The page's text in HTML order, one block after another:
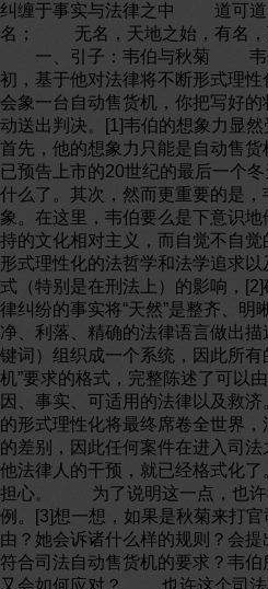
纠缠于事实与法律之中 道可道，非常道，名可名，非常名； 无名，天地之始，有名，万物之母。 -老子.章一 一、引子：韦伯与秋菊 韦伯在上个世纪末或本世纪初，基于他对法律将不断形式理性化的推论，曾担心未来的司法会象一台自动售货机，你把写好的状子和诉讼费放进去，就会自动送出判决。[1]韦伯的想象力显然受到了他那个时代的限制。首先，他的想象力只能是自动售货机，而如今在windows2000已预告上市的20世纪的最后一个冬天，自动售货机已经算不上什么了。其次，然而更重要的是，韦伯的自动售货式司法的想象。在这里，韦伯要么是下意识地他放弃了他在其他时候一直坚持的文化相对主义，而自觉不自觉的受到当时德国高度概念化、形式理性化的法哲学和法学追求以及德国的国家职权主义司法模式（特别是在刑法上）的影响，[2]确信进入司法机器的所有法律纠纷的事实将“天然”是整齐、明晰、完整的，可以用一套干净、利落、精确的法律语言做出描述，用一套法律核心概念（关键词）组织成一个系统，因此所有的诉状都会符合“自动售货机”要求的格式，完整陈述了可以由该机器识别处理的案由和诉因、事实、可适用的法律以及救济。要么就是，韦伯认为，社会的形式理性化将最终席卷全世界，湮灭任何个人感受和社会文化的差别，因此任何案件在进入司法之前，无需律师或检察官或其他法律人的干预，就已经格式化了。否则，韦伯就不可能有这种担心。 为了说明这一点，也许我们可以再一次以秋菊为例。[3]想一想，如果是秋菊来打官司，秋菊会提出什么样的案由？她会诉诸什么样的规则？会提出什么样的救济？这一切是否符合司法自动售货机的要求？韦伯所设想的自动售货机式的司法又会如何应对？ 也许这个司法机器可以理解秋菊的案由-村长打了秋菊的丈夫，要求给予法律的救济；但是它肯定无法辨识秋菊所诉诸的明显具有地方性的规则-“不能往那个地方踢”，也不能理解秋菊所要求的那种救济-“给个说法”。在秋菊打官司的问题上，现代司法运作的规则是，打人侵犯了公民人身权利，但是只有当行为有比较严重后果的法律才会对之采取行动；因此，司法不会接受的秋菊对人体各部位重要性的判断和区分，不会接受秋菊或她所在社区赋予“那个地方”的特定的文化含义。因此，对于村长打人，司法也不可能给秋菊所要的说法，而只能给她以困惑：要么是法律不管；要么是把村长给抓了。因此，只要还有秋菊这样的要讨“说法”的“法盲”存在，韦伯关于司法理性化之结果的预言就无法实现。 但是，秋菊的存在并没有证明韦伯错了。事实上，秋菊的存在，从另一个方面，恰恰证明了韦伯并不是忧天的杞人。越来越多的研究确实表明：现代的司法（即使是中国的目前的也许还不那么现代化的司法）确实已经如同一台预先设定了程序的机器。它就像是一台奔腾III型计算机，尽管其运算速度很快，应用领域很广，但它还是只能处理那些符合其预定程序、满足其要求的文件，用如今人们熟悉的话来说，必须是一种格式化了的文件。司法的程序化运作必须要有一个相应的格式化了的世界。或如冯象君指出的，现代法治通过自身的叙事不断创造像秋菊这样的“反叙事”来确认自己的合法性。[4] 确实，秋菊只是一个虚构的人物，但这并不意味着秋菊的经验就一定是虚构的。其实有类似经历者大有人在。我在上一章就曾提到一位农村妇女，儿子要钱多次打她，她向当地人民法庭提出“断绝母子关系”的诉讼请求。[5]但是法律上没有这样的诉因，同时这位妇女又不希望控诉其儿子虐待罪-把儿子送进监狱，因此，遵纪守法的法官只能一方面在法律上拒绝她的诉讼请求，另一方面“超越法律”，扮演起社会中律师的角色，建议她同已离家出走不知去向20多年的丈夫离婚，另找一个老伴，防止其儿子的骚扰。这种法律机器对这种诉讼请求的“不能识别”和拒绝，不正反映了司法机器的运作要求案件有一种可以识别处理的特定格式吗？ 也许，这两个例子多少都有点悲剧的色彩，似乎都要有意出“法律”的洋相，因此很容易被人扣以“反法治”的倾向。面对这样的质疑，不能不令人想起霍姆斯概括的中世纪浪漫骑士：你仅仅承认他的情人很棒还远远不够，你还必须承认她是最棒的，否则，你就得接受决斗。[6]这种态度，如果不是为了推进法律人的集团利益，那么至少也是盲目接受了主流意识形态的法治乐观主义话语，不太情愿正视社会生活包括法律本身必然会存在某种局限性，以及由此而必然会有的法治的难堪。事实上，任何事物都是有利有弊，如果真正意识到法律的局限，完全可能有助于我们理解和完善中国当代的法治事业，而未必一定要在人治或法治的乌托邦极端之间做出选择。 本文将基于这种心态来分析一个不那么刺激人的司法案件处理。我力求在全文中展示中国基层法官如何纠缠于格式化的司法与非格式化的现实之间。以个案分析为基础，我将集中讨论两个有联系但关系并不紧密的司法中的“事实争议”问题。在微观层面，我将在第三和第四节分析中国基层法院中的“定性”问题，试图展示，中国基层法院法官如何依据司法的格式来处理非格式化的社会现实，处理那些无法用现代法律概念涵盖的“事实”。在宏观方面，我将从经济生产方式入手分析这种社会生活的非格式化问题为什么会存在，令格式化的司法难以回答。 二、耕牛的纠纷与法律的纠纷 首先，还是让我们看一个纠纷的始末；但是，请记住，由于历史是永远不可能再现的，任何描述因此都只能提供一个大致情况。 1984年，村民甲因资金不足，向自家亲戚、本村另一组[7]村民乙借了300元人民币，加上自己的资金300元（但没有证据）购买了一头耕牛。1987年，村民乙因同他人伙养的耕牛死亡，没有耕牛使用，向原告提出要求共用耕牛。村民甲称当时双方口头协商：村民甲无需偿还借款，所借的300元作为村民乙的“搭伙”费，村民甲将保证村民乙每年都有牛使用；耕牛所有权则归村民甲（没有充分的证据；但村民乙在法庭上承认自己“养不活牛，养一条，死一条，所以让村民甲养”）。村民乙则称，双方合伙时，曾将耕牛折价为600元（有证人，但是证人是村民乙的亲戚，并与村民甲曾有过经济上的纠纷；证人也仅仅证明双方谈到过耕牛折价，至于其他细节则表示不了解）。据村民甲又称，次年倒卖这条耕牛时，其售价为1100元人民币。 此后的近9年里，双方均承认，村民甲一直保证了村民乙有牛使用，村民乙没有在耕牛身上有任何形式的新投入；但两人在耕牛使用的时间安排上也曾多次发生过一些小的磨擦。此外村民乙称，自己有两年因土地已承包他人而未使用耕牛（村民甲对此没有否认，也没有承认）。在此9年间，村民甲曾先后独自三次倒换耕牛（据村民甲称，倒卖的主要目的是为了保证耕牛“好使”，否则10多年下来，原先的牛会老得没法使了）。对这些倒卖，被告均事后知情，从未提出任何异议。1995年6月，村民甲购买的母水牛生了一小牛，喂养了近一年之后，卖给他人，获人民币1000元；同样，村民甲事先没有告诉被告，事后也未分钱给被告（这是一个事实描述，并不隐含村民甲有义务告知或分钱给村民乙）。一个月后，村民乙到村民甲家中称要耕地，把牛牵走 数日后，村民甲得知村民乙已经把耕牛卖给他人，获款1400元。 村民甲因此到驻该乡的人民法庭提起诉讼，称自己对耕牛享有所有权，村民乙只有耕牛使用权，这个案件是一个耕牛“搭伙”，要求返还耕牛并赔偿经济损失。村民乙则称自己1987年的口头协议是一种“合伙”，要求分割财产。 经法官调查取证，初审法官认定，此案“实属耕牛合伙喂养关系”。原议定出资应均等分割。合伙期间所产生的孳息应予共同享有，但村民乙未尽耕牛喂养职责，应适当少分。据此判决。村民乙除获原出资额300元外，另获人民币360元。（在审结报告中，初审法官提出了这种分割的具体理由，其中最主要的是，收益1800元中，首先支付村民甲9年饲养耕牛的劳务报酬（1080元=年120元X9年），剩余720元两人平均分配，每人360元）。 村民乙对这种分配感到不满，提出上诉。中级法院裁定认为此案的“事实不清，证据不足”，依法撤销初审判决，发回重审。中级法院致函初审法院提出两点有关事实的意见：1，“村民乙出资获得的是耕牛使用权还是共同共有关系”？2，出资时，是否对该耕牛做了价格评估，当时的市场价格应为多少？ 初审法院重新组成合议庭开庭审理了这一案件。在双方均没有提出新的证据的情况下，重审法官认定，耕牛为“共同共有”财产。原议定出资平均分割，共有期间所产生的孳息应合理享有，但村民乙在财产共有期间未尽耕牛喂养职责，应适当少分。据此，村民乙除获出资额300元外，分得650元。（重审法官未在审结报告中陈述这种分割的具体理由）。村民甲对此判决表示不服，但是可能是出于收益成本的原因（值当吗？为最多再多分200-300块钱，花上100多元的上诉费以及相应的焦躁、不安甚至可能是愤怒？）没有上诉。 这个案件，其实并不复杂。尽管此案有众多的事实没有证据，并很难证明，但是这些事实实际上并不影响纠纷的解决（比方说，当初究竟是合伙还是搭伙，是共同共有关系还是获得使用权），尽管有可能但并不必定会影响利益分配的格局。在这个意义上，我认为，仅仅就解决纠纷而言，这个案件其实并没有什么“事实不清”的问题。对解决纠纷的最关键的两点事实是双方当事人都公认的，（1）在起始合作时，双方都对耕牛有重大的投入；2）村民甲9年来饲养了耕牛，而村民乙没有任何投入。因此，任何一个公道的普通人，而不是试图发现耕牛或原被告关系的法律“本质”的法学家，都会依据常识或直觉或“正义”或“情理”认为，双方的起始投人应予以尊重，然后财产的分割应当多分给村民甲；或者干脆就一条：村民甲应适当多分。事实上，无论是初审法官还是重审合议庭，在他们的判决书中都重复了这两点，并都把着重点放在第二点。因此，在我看来，无论是初审还是重审，这实际是指导法官做出判决的真正基础或始终不变的前提。在村民甲应当多分的前提下，至于财产具体如何分割，只是一个裁量性的实践理性判断（在重审中，这其中还包括了对村民乙之请求的某种妥协，给上级法院留个面子等）；因为，具体的分割既非法律的明文规定，也无法从法律中或法律概念的定义中推导出来。在这个意义上，对于这两个判决的财产分割，也许我会说我“觉得”前一个判决可能更公道一点，但是，我无法论证说重审判决的财产分割一定错了-除非我是德沃金的“正确答案”[8]的信徒。 如果这种分析是正确的，我们就可以看到，这个案件的判断其实根本不需要什么复杂的法律分析，甚至有没有与普通的实践理性不同的法律推理，也确实令人怀疑。[9]此案的判断与法学院教授的那种法律知识无关，而与常识有关。无论你把此案如何分析的天花乱坠，头头是道，无论你引证霍姆斯还是罗尔斯，丹宁还是耶宁（林），似乎结果都必须如此才公平；而司法（justice）不就是要公平地解决问题吗？！然而，此案的历史又确实展示了一场与事实争议-耕牛的财产性质或原被告双方的关系的本质-有关的战斗。为什么？ 三、中国司法中的事实争议 习惯了中国法学理论的人，一般都认为，这个案件涉及的是一个“事实争议”，即原被告双方的关系究竟是什么性质。而且，中级法院也是以“事实不清，证据不足”为由撤销了初审法官的判决。但是，此案的司法争议其实并不是通常所说的“事实争议”。传统的所谓司法上的事实争议，通常是如何通过各种最多也是第二手报道的事实来重构过去发生的案件始末或真相的问题。[10]而在此案中，案件始末并没有什么不清楚的，或者说有些不清楚的事实对于法官并不非常重要，因此是可以（并且事实上也被）省略了。对于法官来说，不清楚的是一个现代法律教科书或某些法律学者才关心的问题-原被告之间在耕牛上的关系究竟是什么关系，或者说这个耕牛的财产属性是什么？这个问题看起来好像是一个事实争议，似乎其答案在案件发生之前就已经在那里了，只等我们去发现；其实不然。这个争议其实是构建出来的，对这个争议的答案也是构建起来的。并且，更重要的是，如何构建这个争议及答案都与如何解决本案无关，与利益如何分配甚至分配结果是否公正都无关（见前一节的分析），而仅仅与司法要求的那种合法性有关，与司法概念术语的统一性有关。换言之，与司法的格式化有关。为了说明这一点，我们还是必须“凝视”初审和重审判决。 首先是“搭伙”的概念。这并非《民法通则》上认可的一个概念，但这并不是说审理本案的法官自己完全不了解这个民间概念的意思。在此案中，考虑到其语境，它大致是[11]指村民乙有使用权，而没有所有权，至少是不享有与村民甲同等的权利。如果仅仅从出资（推定双方出资相同）来看，似乎这对村民乙不很公平。但是，如果考虑到其他因素，我们就会感到，对原被告之间在耕牛上的关系作这一界定，并不一定是不合理的。理由首先是，耕牛本来已经为村民甲所有、村民乙后来加入这一事实，以及加入时双方对耕牛饲养的安排。即使村民乙当初期望的是合伙，我们也无法想象村民甲会接受这样一种对自己显然没有任何好处而只对村民乙有利的产权安排（放弃一半产权，并且无偿养牛）。其次，村民甲自己曾多次独自倒卖耕牛，村民乙对此知情而从未提出过异议；这表明双方都认为村民甲有权独自对耕牛做出处置。第三，根据我们对初审法官访谈得知，当地的习惯是：搭伙，如果牛死了，损失将由耕牛拥有者承担，搭伙者不承担风险，所有者还是要归还搭伙费用；而合伙，则双方都要承担耕牛意外死亡的风险。并且，被告在庭审中也说过，自己之所以不想养牛，就是因为自己手气不好，养不得牛（他先前几次和他人合伙养牛，牛都死了）。因此，以300元的价格就可以获得长期的耕牛使用权，没有什么风险。这样一种产权安排，对于他来说，没有什么太多得理由不予接受。第四，我们必须从这一事件发生时村民乙可能有的眼光和预期来看这种产权安排，而不是接受他此刻的重新解释。在经历了9年之后，中国的市场经